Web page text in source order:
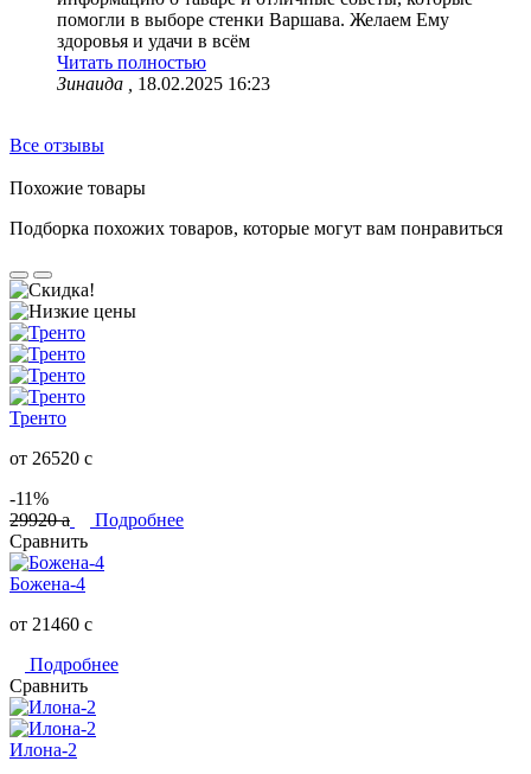
помогли в выборе стенки Варшава. Желаем Ему
здоровья и удачи в всём
Читать полностью
Зинаида ,
18.02.2025 16:23
Все отзывы
Похожие товары
Подборка похожих товаров, которые могут вам понравиться
Тренто
от 26520 c
-11%
29920a
Подробнее
Сравнить
Божена-4
от 21460 c
Подробнее
Сравнить
Илона-2